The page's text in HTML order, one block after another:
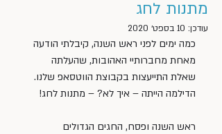
מתנות לחג
עודכן: 10 בספט׳ 2020
כמה ימים לפני ראש השנה, קיבלתי הודעה
מאחת מחברותיי האהובות, שהעלתה
שאלת התייעצות בקבוצת הווטסאפ שלנו.
הדילמה הייתה – איך לא? – מתנות לחג!
ראש השנה ופסח, החגים הגדולים